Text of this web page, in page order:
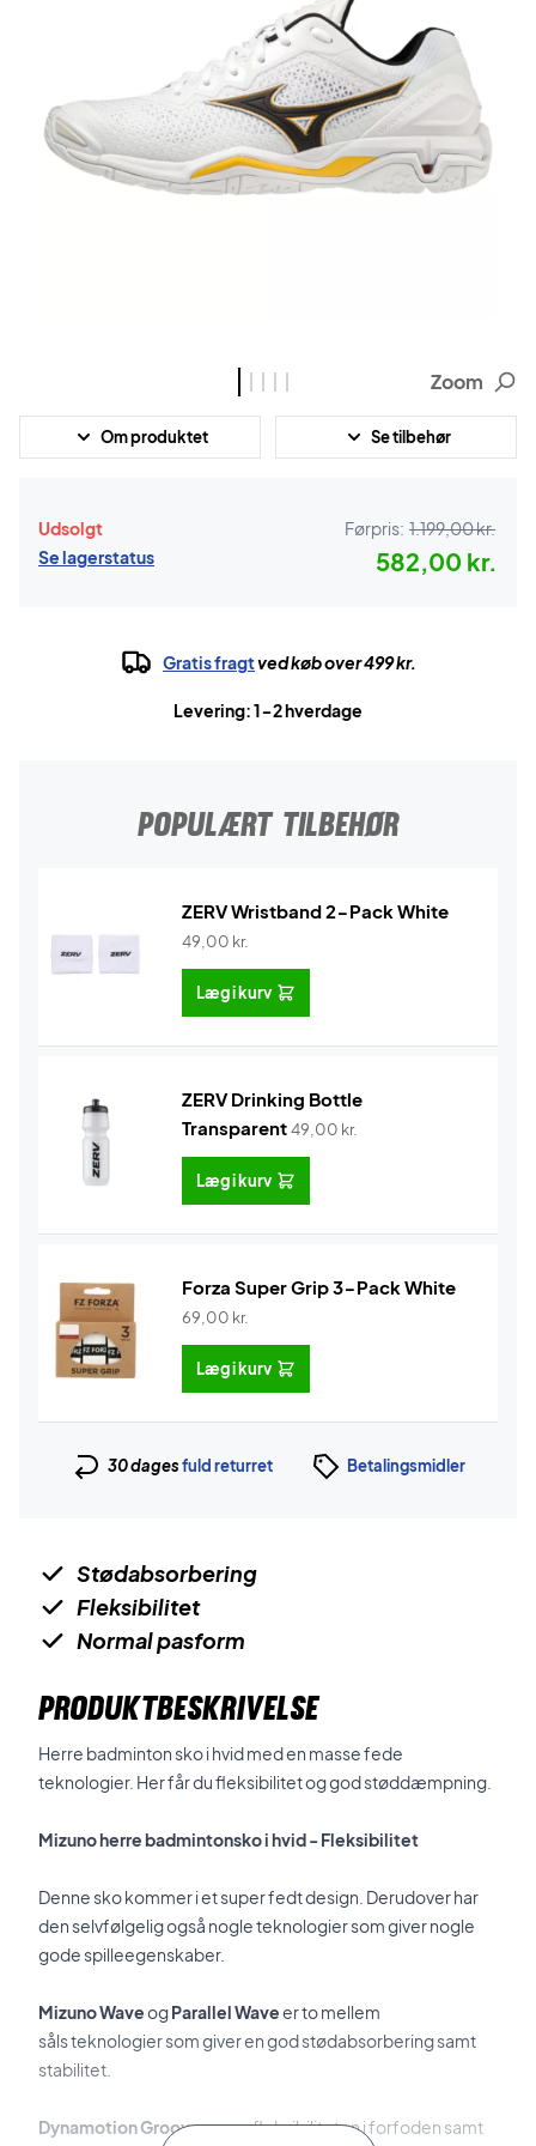
Zoom
Om produktet Se tilbehør
Udsolgt
Se lagerstatus
Førpris: 1.199,00 kr.
582,00 kr.
Gratis fragtved køb over 499 kr.
Levering: 1-2 hverdage
POPULÆRT TILBEHØR
ZERV Wristband 2-Pack White
49,00 kr.
Læg i kurv
ZERV Drinking Bottle
Transparent49,00 kr.
Læg i kurv
Forza Super Grip 3-Pack White
69,00 kr.
Læg i kurv
30 dagesfuld returret Betalingsmidler
Stødabsorbering
Fleksibilitet
Normal pasform
PRODUKTBESKRIVELSE
Herre badminton sko i hvid med en masse fede
teknologier. Her får du fleksibilitet og god støddæmpning.
Mizuno herre badmintonsko i hvid - Fleksibilitet
Denne sko kommer i et super fedt design. Derudover har
den selvfølgelig også nogle teknologier som giver nogle
gode spilleegenskaber.
Mizuno WaveogParallel Waveer to mellem
sålsteknologier som giver en god stødabsorbering samt
stabilitet.
Dynamotion Groovesøger fleksibiliteten i forfoden samt